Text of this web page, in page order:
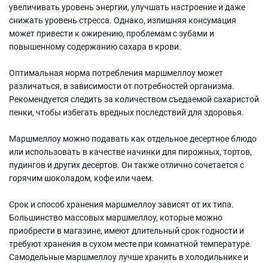
увеличивать уровень энергии, улучшать настроение и даже
снижать уровень стресса. Однако, излишняя консумация
может привести к ожирению, проблемам с зубами и
повышенному содержанию сахара в крови.
Оптимальная норма потребления маршмеллоу может
различаться, в зависимости от потребностей организма.
Рекомендуется следить за количеством съедаемой сахаристой
пенки, чтобы избегать вредных последствий для здоровья.
Маршмеллоу можно подавать как отдельное десертное блюдо
или использовать в качестве начинки для пирожных, тортов,
пудингов и других десертов. Он также отлично сочетается с
горячим шоколадом, кофе или чаем.
Срок и способ хранения маршмеллоу зависят от их типа.
Большинство массовых маршмеллоу, которые можно
приобрести в магазине, имеют длительный срок годности и
требуют хранения в сухом месте при комнатной температуре.
Самодельные маршмеллоу лучше хранить в холодильнике и